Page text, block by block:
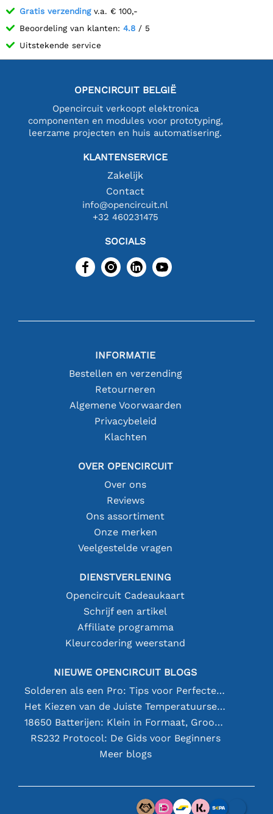
Gratis verzendingv.a. € 100,-
Beoordeling van klanten: 4.8 / 5
Uitstekende service
OPENCIRCUIT BELGIË
Opencircuit verkoopt elektronica
componenten en modules voor prototyping,
leerzame projecten en huis automatisering.
KLANTENSERVICE
Zakelijk
Contact
info@opencircuit.nl
+32 460231475
SOCIALS
INFORMATIE
Bestellen en verzending
Retourneren
Algemene Voorwaarden
Privacybeleid
Klachten
OVER OPENCIRCUIT
Over ons
Reviews
Ons assortiment
Onze merken
Veelgestelde vragen
DIENSTVERLENING
Opencircuit Cadeaukaart
Schrijf een artikel
Affiliate programma
Kleurcodering weerstand
NIEUWE OPENCIRCUIT BLOGS
Solderen als een Pro: Tips voor Perfecte Elektronische Verbindingen
Het Kiezen van de Juiste Temperatuursensor [youtube]
18650 Batterijen: Klein in Formaat, Groot in Prestatie
RS232 Protocol: De Gids voor Beginners
Meer blogs